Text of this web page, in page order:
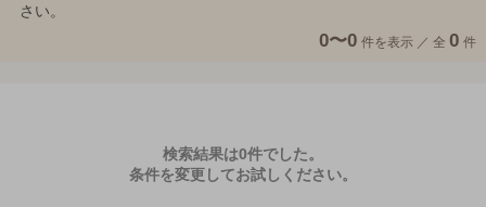
さい。
0〜0 件を表示 ／ 全 0 件
検索結果は0件でした。
条件を変更してお試しください。